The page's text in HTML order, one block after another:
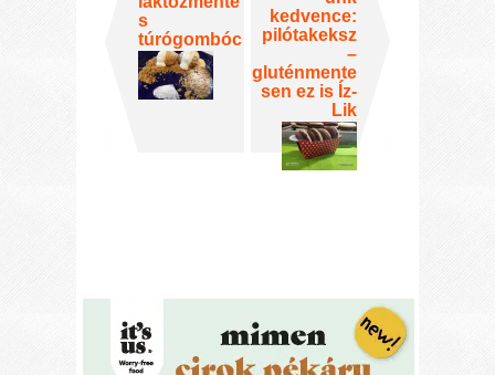
s
túrógombóc
kedvence:
pilótakeksz
–
gluténmente
sen ez is Íz-
Lik